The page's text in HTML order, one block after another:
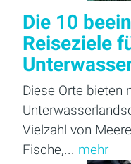
Die 10
Reiseziele
Diese Orte bieten
Vielzahl von
Fische,... mehr